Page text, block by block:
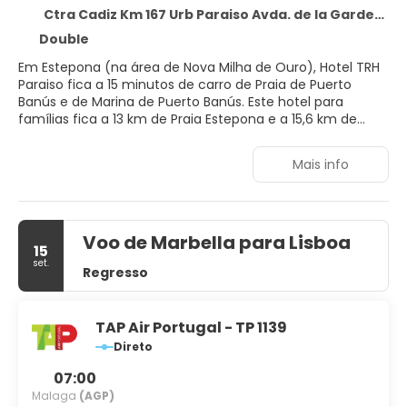
Ctra Cadiz Km 167 Urb Paraiso Avda. de la Gardenia, s/n, Estepona 29688
Double
Em Estepona (na área de Nova Milha de Ouro), Hotel TRH
Paraiso fica a 15 minutos de carro de Praia de Puerto
Banús e de Marina de Puerto Banús. Este hotel para
famílias fica a 13 km de Praia Estepona e a 15,6 km de
Desfrute de uma grande variedade de instalações
recreativas, como uma piscina externa, uma sauna seca
e uma academia aberta 24 horas. Este hotel oferece
comodidades como Wi-Fi de cortesia, serviços de
concierge e sala de jogos. Com o traslado de cortesia,
fica fácil ir para a praia.
Sinta-se em casa em um de nossos 171 quartos com
particulares. A propriedade oferece Wi-Fi de cortesia para
navegar na web e canais digitais para a sua diversão.
de cabelo.
Mais info
15
set.
Voo de Marbella para Lisboa
Regresso
TAP Air Portugal - TP 1139
Direto
07:00
Malaga (AGP)